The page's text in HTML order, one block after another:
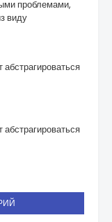
проблемами,
виду
абстрагироваться
абстрагироваться